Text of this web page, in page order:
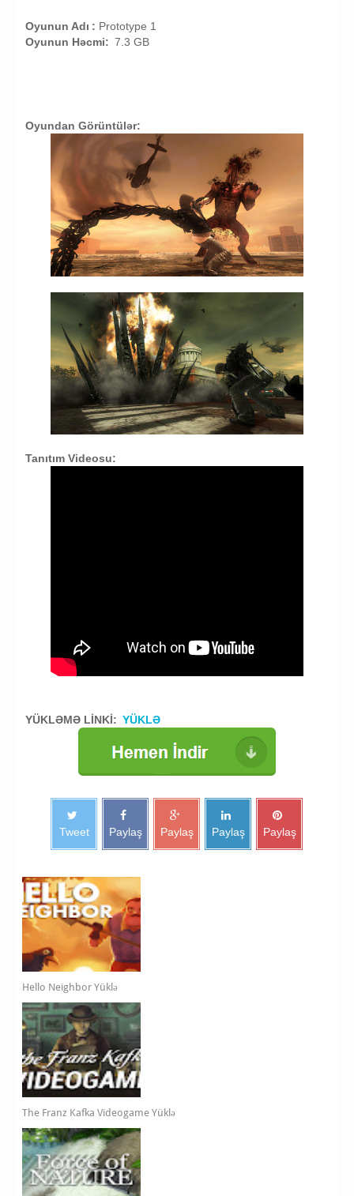
Oyunun Adı : Prototype 1
Oyunun Həcmi: 7.3 GB
Oyundan Görüntülər:
Tanıtım Videosu:
YÜKLƏMƏ LİNKİ: YÜKLƏ
Tweet Paylaş Paylaş Paylaş Paylaş
Hello Neighbor Yüklə
The Franz Kafka Videogame Yüklə